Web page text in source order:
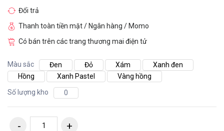
Đổi trả
Thanh toàn tiền mặt / Ngân hàng / Momo
Có bán trên các trang thương mai điện tử
Màu sắc Đen Đỏ Xám
Xanh đen
Hồng
Xanh Pastel
Vàng hồng
Số lượng kho
0